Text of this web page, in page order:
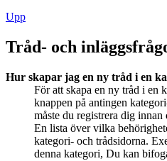
Upp
Tråd- och
Hur skapar jag en ny tråd i en
För att skapa en ny tråd i en
knappen på antingen
måste du registrera dig
En lista över vilka
kategori- och trådsidorna.
denna kategori, Du kan